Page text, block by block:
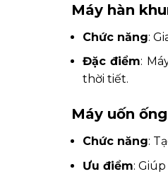
Máy hàn
Chức năng:
Đặc điểm:
thời tiết.
Máy uốn
Chức năng:
Ưu điểm: